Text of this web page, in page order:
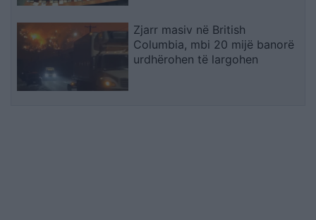
Zjarr masiv në British
Columbia, mbi 20 mijë banorë
urdhërohen të largohen